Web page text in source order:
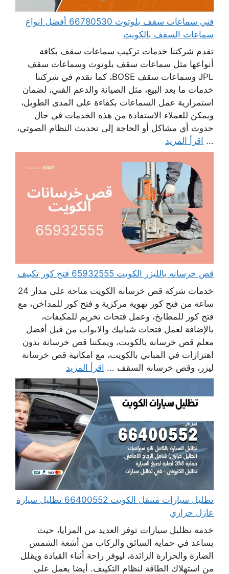
فني سماعات سقف بلوتوث 66780530 أفضل انواع
سماعات السقف بالكويت
تقدم شركتنا خدمات تركيب سماعات سقف بكافة
أنواعها مثل سماعات سقف بلوتوث وسماعات سقف
JPL وسماعات سقف BOSE، كما نقدم في شركتنا
خدمات ما بعد البيع، مثل الصيانة والدعم الفني، لضمان
استمرارية عمل السماعات بكفاءة على المدى الطويل،
ويمكن للعملاء الاستفادة من هذه الخدمات في حال
حدوث أي مشاكل أو الحاجة إلى تحديث النظام الصوتي،
... اقرأ المزيد
قص خرسانه بالليزر الكويت 65932555 فتح كور تكييف
خدمات شركة قص خرسانة الكويت متاحة على مدار 24
ساعة من فتح كور تهوية مركزية و فتح كور للمداخن، مع
فتح كور للمطابخ، وعمل فتحات تخريم للمكيفات،
بالإضافة لعمل فتحات شبابيك والابواب من قبل أفضل
معلم قص خرسانة بالكويت، ويمكننا قص خرسانة بدون
اهتزازات في المباني بالكويت، مع امكانية قص خرسانة
ليزر، وقص خرسانة السقف ... اقرأ المزيد
تظليل سيارات متنقل الكويت 66400552 تظليل سيارة
عازل حراري
خدمة تظليل سيارات توفر العديد من المزايا، حيث
يساعد في حماية السائق والركاب من أشعة الشمس
الضارة والحرارة الزائدة، ليوفر راحة أثناء القيادة ويقلل
من استهلاك الطاقة لنظام التكييف. أيضا يعمل على